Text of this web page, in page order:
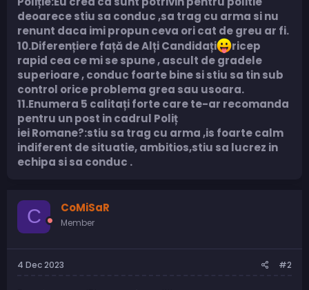
deoarece stiu sa conduc ,sa trag cu arma si nu
renunt daca imi propun ceva ori cat de greu ar fi.
10.Diferențiere față de Alți Candidați
ricep
rapid cea ce mi se spune , ascult de gradele
superioare , conduc foarte bine si stiu sa tin sub
control orice problema grea sau usoara.
11.Enumera 5 calitați forte care te-ar recomanda
pentru un post in cadrul Poliț
iei Romane?:stiu sa trag cu arma ,is foarte calm
indiferent de situatie, ambitios,stiu sa lucrez in
echipa si sa conduc .
C CoMiSaR
Member
4 Dec 2023 #2